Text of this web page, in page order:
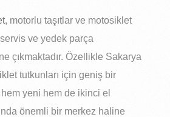
, motorlu taşıtlar ve motosiklet
servis ve yedek parça
çıkmaktadır. Özellikle Sakarya
tutkunları için geniş bir
yeni hem de ikinci el
önemli bir merkez haline